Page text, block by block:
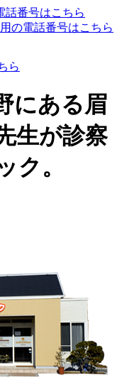
にある眉
生が診察
ク。